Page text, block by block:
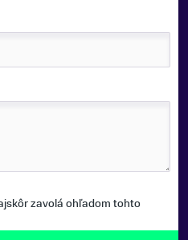
zavolá ohľadom tohto